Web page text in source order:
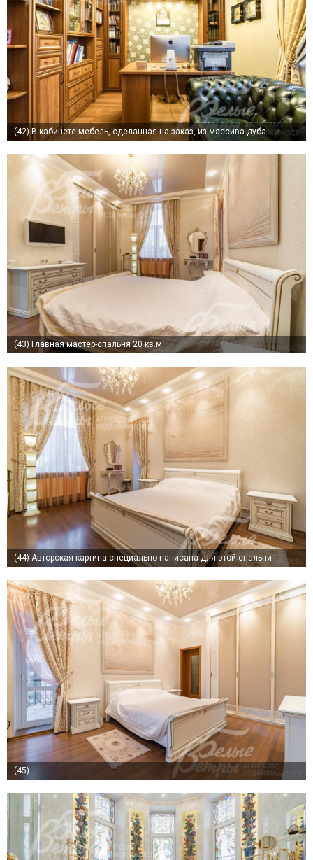
(42) В кабинете мебель, сделанная на заказ, из массива дуба
(43) Главная мастер-спальня 20 кв.м
(44) Авторская картина специально написана для этой спальни
(45)